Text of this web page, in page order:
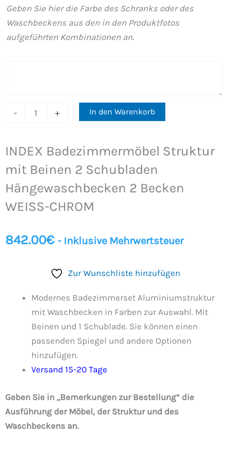
INDEX Badezimmermöbel Struktur
mit Beinen 2 Schubladen
Hängewaschbecken 2 Becken
WEISS-CHROM
842.00€ - Inklusive Mehrwertsteuer
Zur Wunschliste hinzufügen
Modernes Badezimmerset Aluminiumstruktur
mit Waschbecken in Farben zur Auswahl. Mit
Beinen und 1 Schublade. Sie können einen
passenden Spiegel und andere Optionen
hinzufügen.
Versand 15-20 Tage
Geben Sie in „Bemerkungen zur Bestellung“ die
Ausführung der Möbel, der Struktur und des
Waschbeckens an.
Geben Sie hier die Farbe des Schranks oder des
Waschbeckens aus den in den Produktfotos
aufgeführten Kombinationen an.
-
mit
Beinen
2
+ In den Warenkorb